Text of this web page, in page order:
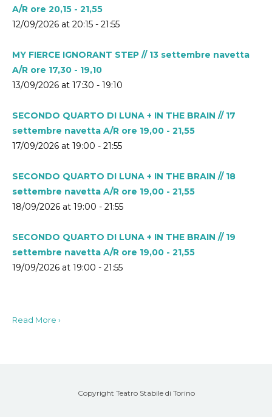
A/R ore 20,15 - 21,55
12/09/2026 at 20:15 - 21:55
MY FIERCE IGNORANT STEP // 13 settembre navetta
A/R ore 17,30 - 19,10
13/09/2026 at 17:30 - 19:10
SECONDO QUARTO DI LUNA + IN THE BRAIN // 17
settembre navetta A/R ore 19,00 - 21,55
17/09/2026 at 19:00 - 21:55
SECONDO QUARTO DI LUNA + IN THE BRAIN // 18
settembre navetta A/R ore 19,00 - 21,55
18/09/2026 at 19:00 - 21:55
SECONDO QUARTO DI LUNA + IN THE BRAIN // 19
settembre navetta A/R ore 19,00 - 21,55
19/09/2026 at 19:00 - 21:55
Read More ›
Copyright Teatro Stabile di Torino